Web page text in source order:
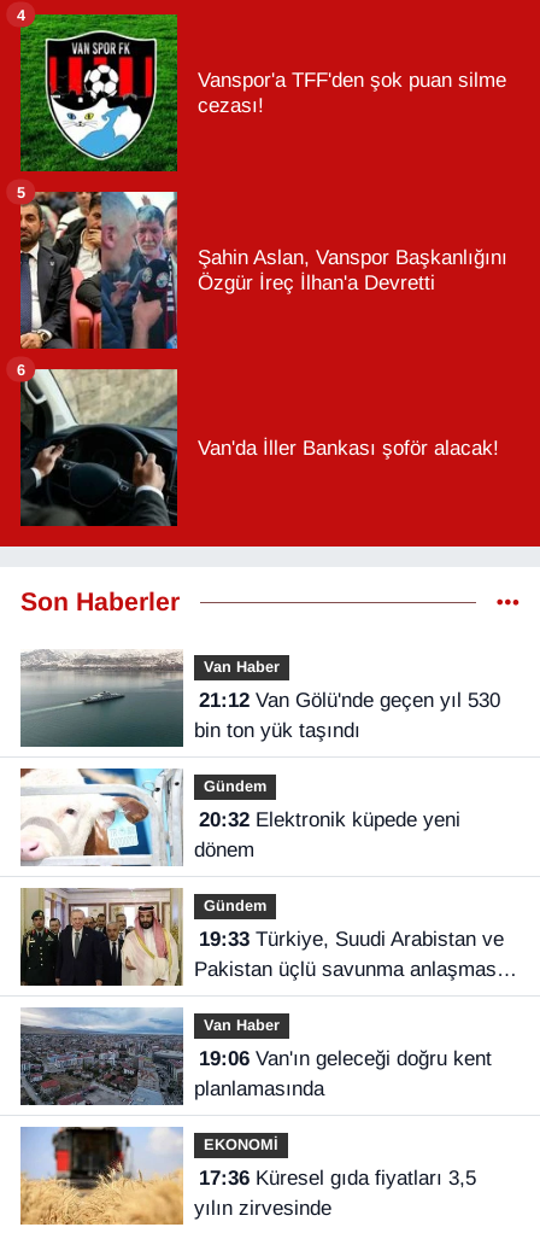
Vanspor'a TFF'den şok puan silme
cezası!
4
Şahin Aslan, Vanspor Başkanlığını
Özgür İreç İlhan'a Devretti
5
Van'da İller Bankası şoför alacak!
6
Son Haberler
Van Haber
21:12Van Gölü'nde geçen yıl 530
bin ton yük taşındı
Gündem
20:32Elektronik küpede yeni
dönem
Gündem
19:33Türkiye, Suudi Arabistan ve
Pakistan üçlü savunma anlaşması
imzaladı
Van Haber
19:06Van'ın geleceği doğru kent
planlamasında
EKONOMİ
17:36Küresel gıda fiyatları 3,5
yılın zirvesinde